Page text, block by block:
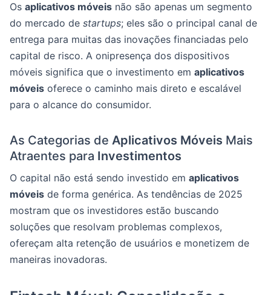
Os aplicativos móveis não são apenas um segmento
do mercado de startups; eles são o principal canal de
entrega para muitas das inovações financiadas pelo
capital de risco. A onipresença dos dispositivos
móveis significa que o investimento em aplicativos
móveis oferece o caminho mais direto e escalável
para o alcance do consumidor.
As Categorias de Aplicativos Móveis Mais
Atraentes para Investimentos
O capital não está sendo investido em aplicativos
móveis de forma genérica. As tendências de 2025
mostram que os investidores estão buscando
soluções que resolvam problemas complexos,
ofereçam alta retenção de usuários e monetizem de
maneiras inovadoras.